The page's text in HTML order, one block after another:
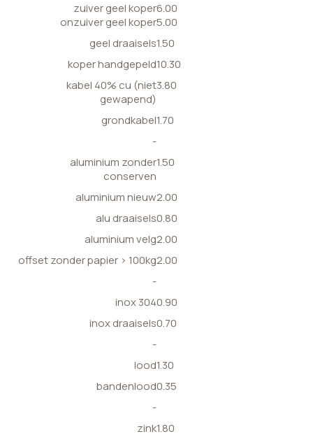
zuiver geel koper
onzuiver geel koper
6.00
5.00
geel draaisels1.50
koper handgepeld10.30
kabel 40% cu (niet
gewapend)
3.80
grondkabel1.70
-
aluminium zonder
conserven
1.50
aluminium nieuw2.00
alu draaisels0.80
aluminium velg2.00
offset zonder papier > 100kg2.00
-
inox 3040.90
inox draaisels0.70
-
lood1.30
bandenlood0.35
-
zink1.80